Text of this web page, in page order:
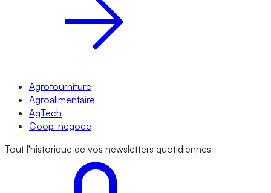
Agrofourniture
Agroalimentaire
AgTech
Coop-négoce
Tout l'historique de vos newsletters quotidiennes